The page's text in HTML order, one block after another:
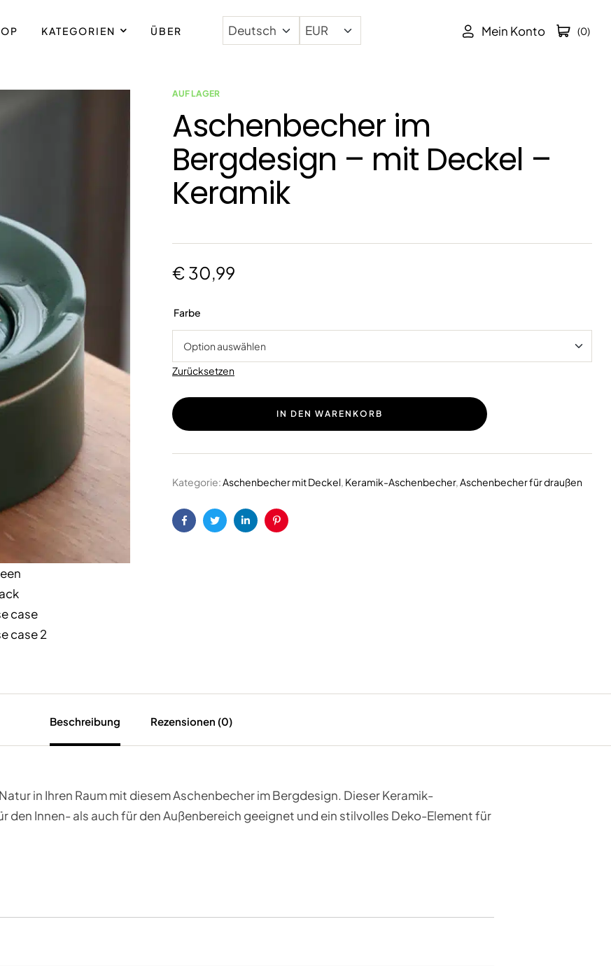
KATEGORIEN ÜBER Mein Konto (0)
AUF LAGER
Aschenbecher im
Bergdesign – mit Deckel –
Keramik
€ 30,99
Farbe
Zurücksetzen
IN DEN WARENKORB
Kategorie:Aschenbecher mit Deckel, Keramik-Aschenbecher,Aschenbecher für draußen
FacebookTwitterLinkedInPinterest
Beschreibung Rezensionen (0)
in Ihren Raum mit diesem Aschenbecher im Bergdesign. Dieser Keramik-
den Innen- als auch für den Außenbereich geeignet und ein stilvolles Deko-Element für